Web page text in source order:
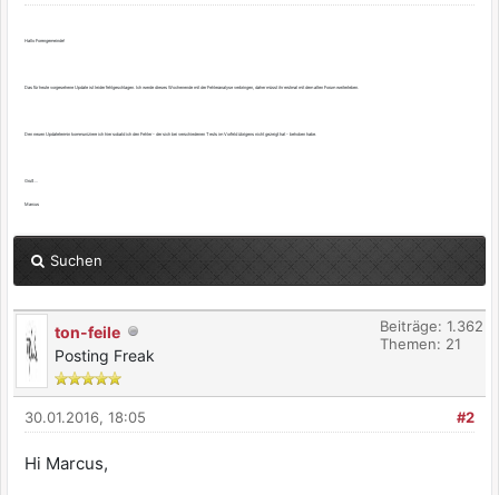
Hallo Forengemeinde!
Das für heute vorgesehene Update ist leider fehlgeschlagen. Ich werde dieses Wochenende mit der Fehleranalyse verbringen, daher müsst ihr erstmal mit dem alten Forum weiterleben.
Den neuen Updatetermin kommuniziere ich hier sobald ich den Fehler - der sich bei verschiedenen Tests im Vorfeld übrigens nicht gezeigt hat - behoben habe.
Gruß ...
Marcus
Suchen
ton-feile
Posting Freak
Beiträge: 1.362
Themen: 21
#2
30.01.2016, 18:05
Hi Marcus,